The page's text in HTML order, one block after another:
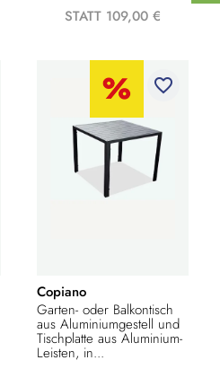
STATT 109,00 €
favorite_border
Copiano
Garten- oder Balkontisch
aus Aluminiumgestell und
Tischplatte aus Aluminium-
Leisten, in...